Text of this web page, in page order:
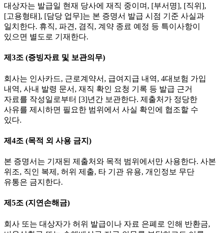
대상자는 발급일 현재 당사에 재직 중이며, [부서명], [직위],
[고용형태], [담당 업무]는 본 증명서 발급 시점 기준 사실과
일치한다. 휴직, 파견, 겸직, 계약 종료 예정 등 특이사항이
있으면 별도로 기재한다.
제3조 (증빙자료 및 보관의무)
회사는 인사카드, 근로계약서, 급여지급 내역, 4대보험 가입
내역, 사내 발령 문서, 재직 확인 요청 기록 등 발급 근거
자료를 작성일로부터 [3]년간 보관한다. 제출처가 정당한
사유를 제시하면 필요한 범위에서 사실 확인에 협조할 수
있다.
제4조 (목적 외 사용 금지)
본 증명서는 기재된 제출처와 목적 범위에서만 사용한다. 사본
위조, 직인 복제, 허위 제출, 타 기관 유용, 개인정보 무단
유통은 금지한다.
제5조 (지연손해금)
회사 또는 대상자가 허위 발급이나 자료 은폐로 인해 반환금,